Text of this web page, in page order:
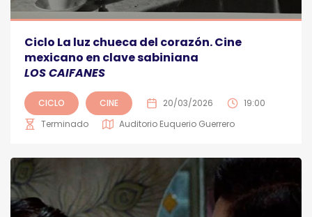
Ciclo La luz chueca del corazón. Cine
mexicano en clave sabiniana
LOS CAIFANES
CICLO CINE 20/03/2026
19:00
Terminado
Auditorio Euquerio Guerrero